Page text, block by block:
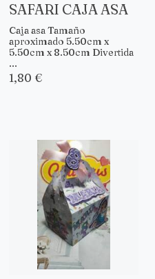
SAFARI CAJA ASA
Caja asa Tamaño
aproximado 5.50cm x
5.50cm x 8.50cm Divertida
...
1,80 €